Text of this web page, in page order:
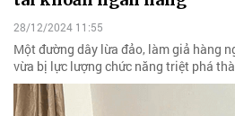
28/12/2024 11:55
Một đường dây lừa đảo, làm giả hàng
vừa bị lực lượng chức năng triệt phá